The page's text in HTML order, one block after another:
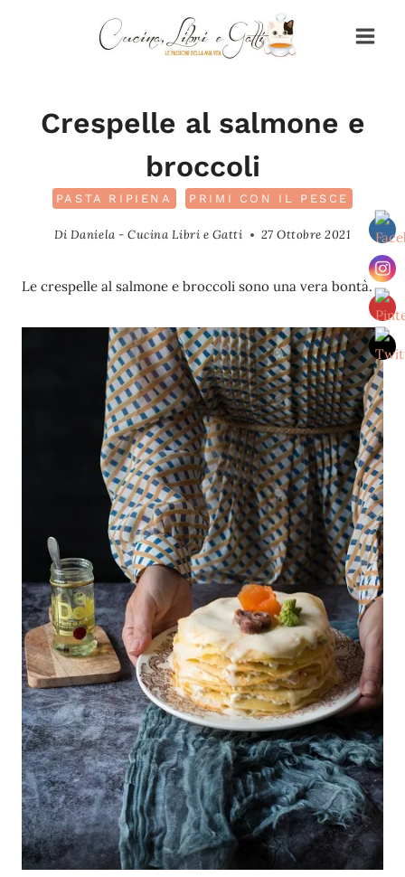
Crespelle al salmone e
broccoli
PASTA RIPIENA PRIMI CON IL PESCE
Di Daniela - Cucina Libri e Gatti 27 Ottobre 2021
Le crespelle al salmone e broccoli sono una vera bontà.